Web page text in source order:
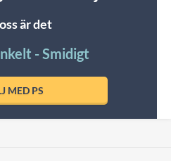
är det
- Smidigt
MED PS